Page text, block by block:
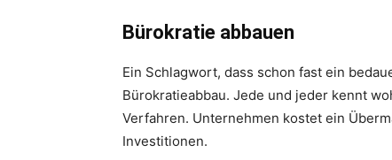
Bürokratie abbauen
Ein Schlagwort, dass schon fast ein
Bürokratieabbau. Jede und jeder kennt
Verfahren. Unternehmen kostet ein
Investitionen.